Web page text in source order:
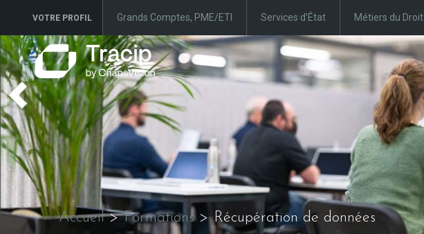
VOTRE PROFIL Grands Comptes, PME/ETI Services d’État Métiers du Droit
Accueil>Formations>Récupération de données